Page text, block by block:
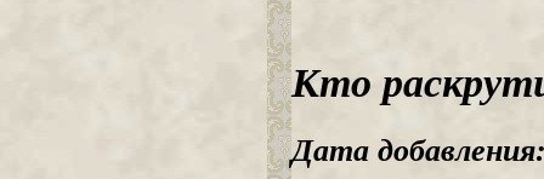
Кто
Дата